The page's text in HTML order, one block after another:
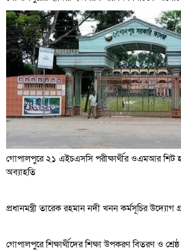
গোপালপুরে ২১ এইচএসসি পরীক্ষার্থীর ওএমআর শিট
অব্যাহতি
প্রধানমন্ত্রী তারেক রহমান নদী খনন কর্মসূচির উদ্যোগ
গোপালপুরে শিক্ষার্থীদের শিক্ষা উপকরণ বিতরণ ও